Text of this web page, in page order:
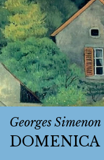
Georges Simenon
DOMENICA